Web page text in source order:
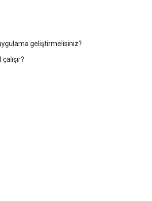
geliştirmelisiniz?